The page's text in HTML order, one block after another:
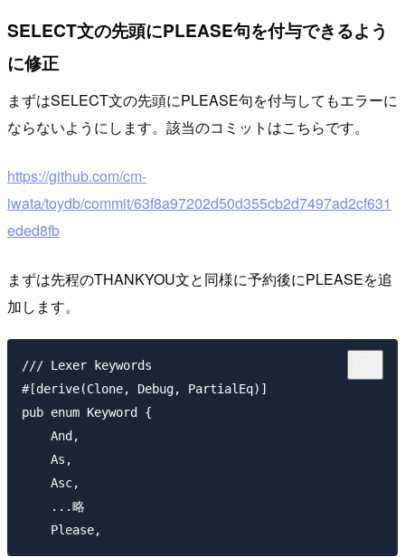
SELECT文の先頭にPLEASE句を付与できるよう
に修正
まずはSELECT文の先頭にPLEASE句を付与してもエラーに
ならないようにします。該当のコミットはこちらです。
https://github.com/cm-
iwata/toydb/commit/63f8a97202d50d355cb2d7497ad2cf631
eded8fb
まずは先程のTHANKYOU文と同様に予約後にPLEASEを追
加します。
/// Lexer keywords
#[derive(Clone, Debug, PartialEq)]
pub enum Keyword {
    And,
    As,
    Asc,
    ...略